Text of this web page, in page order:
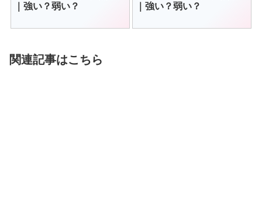
｜強い？弱い？
｜強い？弱い？
関連記事はこちら